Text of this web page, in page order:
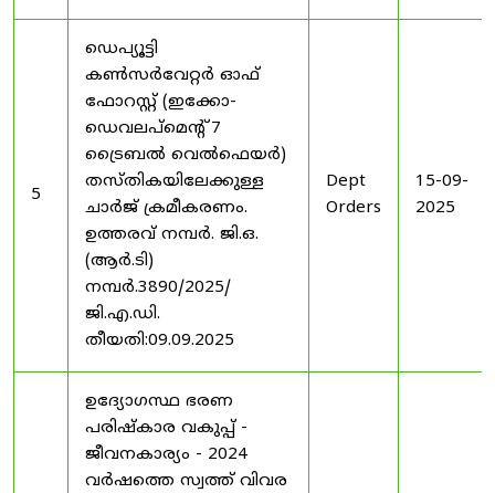
5
ഡെപ്യൂട്ടി
കൺസർവേറ്റർ ഓഫ്
ഫോറസ്റ്റ് (ഇക്കോ-
ഡെവലപ്മെന്റ് 7
ട്രൈബൽ വെൽഫെയർ)
തസ്തികയിലേക്കുള്ള
ചാർജ് ക്രമീകരണം.
ഉത്തരവ് നമ്പർ. ജി.ഒ.
(ആർ.ടി)
നമ്പർ.3890/2025/
ജി.എ.ഡി.
തീയതി:09.09.2025
Dept
Orders
15-09-
2025
ഉദ്യോഗസ്ഥ ഭരണ
പരിഷ്കാര വകുപ്പ് -
ജീവനകാര്യം - 2024
വർഷത്തെ സ്വത്ത് വിവര